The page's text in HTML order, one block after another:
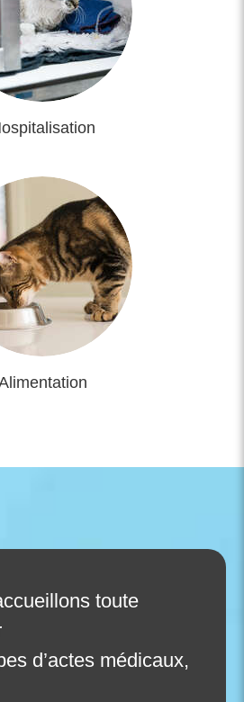
toute
d’actes médicaux,